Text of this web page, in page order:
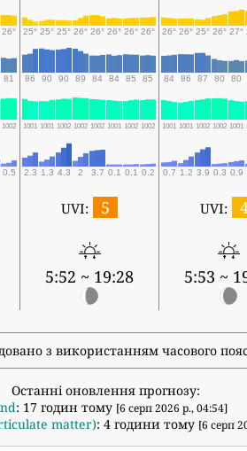
26° 25° 25° 25° 26° 26° 26° 26° 26° 26° 26° 25° 26° 27°
81 86 90 90 89 84 84 85 85 84 86 87 80 80
1002 1001 1001 1002 1002 1002 1001 1002 1002 1001 1001 1002 1002 1001
0.5 2.3 1.3 4.3 2 3.7 0.1 0.1 0.2 0.7 1.2 3.9 0.3 0.9
UVI: 5
5:52 ~ 19:28
UVI:
5:53 ~
з використанням часового
Останні оновлення прогнозу:
: 17 годин тому [6 серп 2026 р., 04:54]
matter): 4 години тому [6 серп